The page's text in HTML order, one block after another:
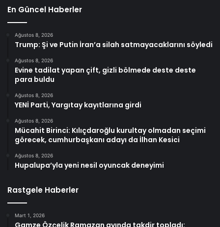
En Güncel Haberler
Ağustos 8, 2026
Trump: Şi ve Putin İran’a silah satmayacaklarını söyledi
Ağustos 8, 2026
Evine tadilat yapan çift, gizli bölmede deste deste
para buldu
Ağustos 8, 2026
YENİ Parti, Yargıtay kayıtlarına girdi
Ağustos 8, 2026
Mücahit Birinci: Kılıçdaroğlu kurultay olmadan seçimi
görecek, cumhurbaşkanı adayı da İlhan Kesici
Ağustos 8, 2026
Hupalupa’yla yeni nesil oyuncak deneyimi
Rastgele Haberler
Mart 1, 2026